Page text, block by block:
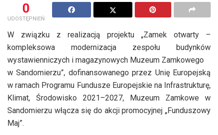
0
UDOSTĘPNIEŃ
W związku z realizacją projektu „Zamek otwarty –
kompleksowa modernizacja zespołu budynków
wystawienniczych i magazynowych Muzeum Zamkowego
w Sandomierzu”, dofinansowanego przez Unię Europejską
w ramach Programu Fundusze Europejskie na Infrastrukturę,
Klimat, Środowisko 2021–2027, Muzeum Zamkowe w
Sandomierzu włącza się do akcji promocyjnej „Funduszowy
Maj”.